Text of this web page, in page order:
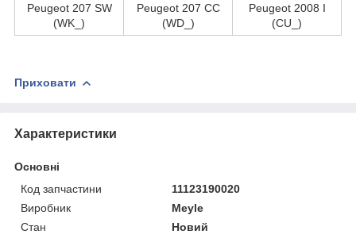
Peugeot 207 SW
(WK_)
Peugeot 207 CC
(WD_)
Peugeot 2008 I
(CU_)
Приховати
Характеристики
Основні
Код запчастини
11123190020
Виробник
Meyle
Стан
Новий